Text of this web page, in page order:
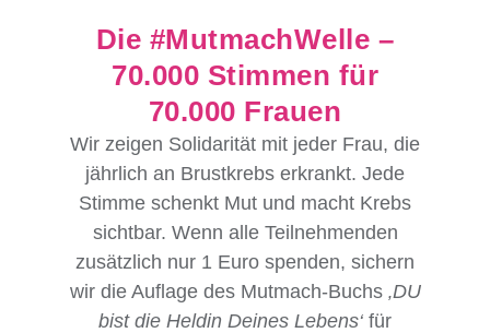
Die #MutmachWelle –
70.000 Stimmen für
70.000 Frauen
Wir zeigen Solidarität mit jeder Frau, die
jährlich an Brustkrebs erkrankt. Jede
Stimme schenkt Mut und macht Krebs
sichtbar. Wenn alle Teilnehmenden
zusätzlich nur 1 Euro spenden, sichern
wir die Auflage des Mutmach-Buchs ‚DU
bist die Heldin Deines Lebens‘ für